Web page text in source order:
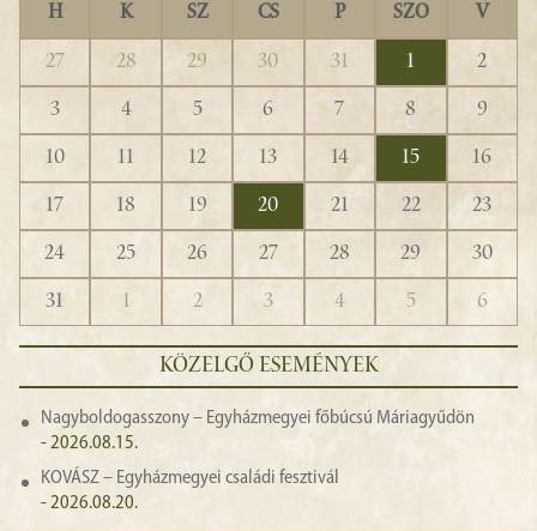
H K SZ CS P SZO V
27 28 29 30 31 1
2
3
4 5 6 7 8
9
10
11 12 13 14 15
16
17
18 19 20 21 22
23
24
25 26 27 28 29
30
31
1 2 3 4 5 6
KÖZELGŐ ESEMÉNYEK
Nagyboldogasszony – Egyházmegyei főbúcsú Máriagyűdön
- 2026.08.15.
KOVÁSZ – Egyházmegyei családi fesztivál
- 2026.08.20.